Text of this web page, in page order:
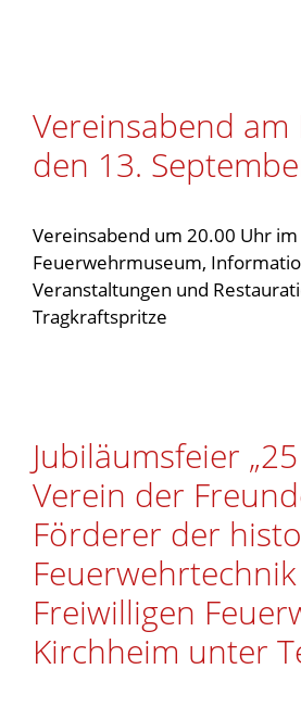
Vereinsabend am
den 13.
Vereinsabend um 20.00 Uhr im
Feuerwehrmuseum,
Veranstaltungen und
Tragkraftspritze
Jubiläumsfeier
Verein der
Förderer der
Freiwilligen
Kirchheim unter